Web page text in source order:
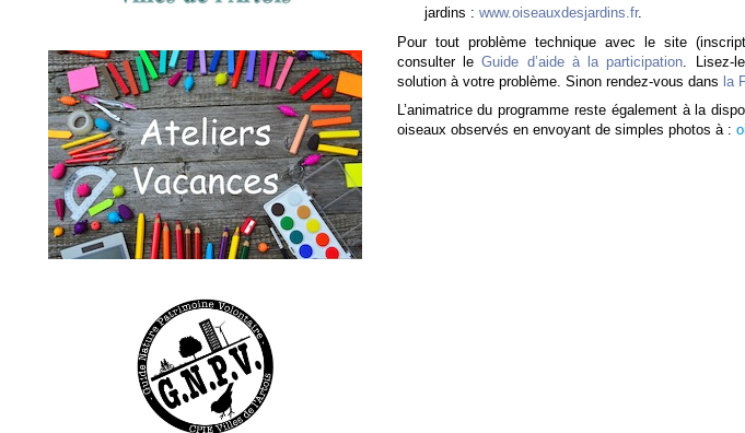
jardins : www.oiseauxdesjardins.fr.
Pour tout problème technique avec le site
consulter leGuide d’aide à la participation . Lisez-
solution à votre problème. Sinon rendez-vous dans la
L’animatrice du programme reste également à la
oiseaux observés en envoyant de simples photos à :